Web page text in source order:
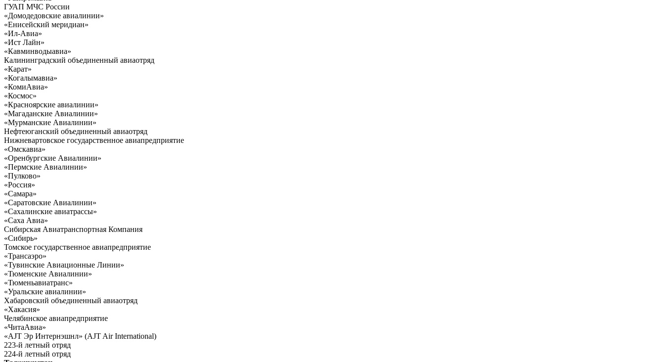
ГУАП МЧС России
«Домодедовские авиалинии»
«Енисейский меридиан»
«Ил-Авиа»
«Ист Лайн»
«Кавминводыавиа»
Калининградский объединенный авиаотряд
«Карат»
«Когалымавиа»
«КомиАвиа»
«Космос»
«Красноярские авиалинии»
«Магаданские Авиалинии»
«Мурманские Авиалинии»
Нефтеюганский объединенный авиаотряд
Нижневартовское государственное авиапредприятие
«Омскавиа»
«Оренбургские Авиалинии»
«Пермские Авиалинии»
«Пулково»
«Россия»
«Самара»
«Саратовские Авиалинии»
«Сахалинские авиатрассы»
«Саха Авиа»
Сибирская Авиатранспортная Компания
«Сибирь»
Томское государственное авиапредприятие
«Трансаэро»
«Тувинские Авиационные Линии»
«Тюменские Авиалинии»
«Тюменьавиатранс»
«Уральские авиалинии»
Хабаровский объединенный авиаотряд
«Хакасия»
Челябинское авиапредприятие
«ЧитаАвиа»
«AJT Эр Интернэшнл» (AJT Air International)
223-й летный отряд
224-й летный отряд